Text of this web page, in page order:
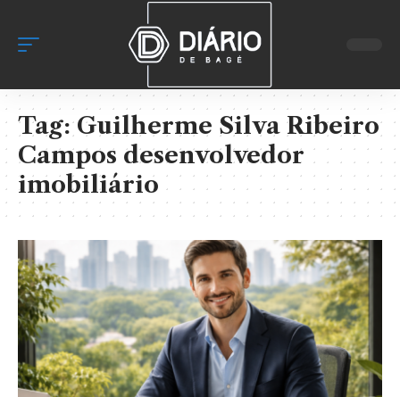
Tag:Guilherme Silva Ribeiro
Campos desenvolvedor
imobiliário